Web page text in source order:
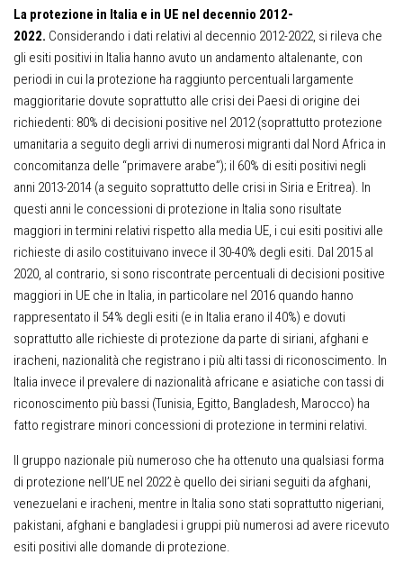
La protezione in Italia e in UE nel decennio 2012-
2022. Considerando i dati relativi al decennio 2012-2022, si rileva che
gli esiti positivi in Italia hanno avuto un andamento altalenante, con
periodi in cui la protezione ha raggiunto percentuali largamente
maggioritarie dovute soprattutto alle crisi dei Paesi di origine dei
richiedenti: 80% di decisioni positive nel 2012 (soprattutto protezione
umanitaria a seguito degli arrivi di numerosi migranti dal Nord Africa in
concomitanza delle “primavere arabe”); il 60% di esiti positivi negli
anni 2013-2014 (a seguito soprattutto delle crisi in Siria e Eritrea). In
questi anni le concessioni di protezione in Italia sono risultate
maggiori in termini relativi rispetto alla media UE, i cui esiti positivi alle
richieste di asilo costituivano invece il 30-40% degli esiti. Dal 2015 al
2020, al contrario, si sono riscontrate percentuali di decisioni positive
maggiori in UE che in Italia, in particolare nel 2016 quando hanno
rappresentato il 54% degli esiti (e in Italia erano il 40%) e dovuti
soprattutto alle richieste di protezione da parte di siriani, afghani e
iracheni, nazionalità che registrano i più alti tassi di riconoscimento. In
Italia invece il prevalere di nazionalità africane e asiatiche con tassi di
riconoscimento più bassi (Tunisia, Egitto, Bangladesh, Marocco) ha
fatto registrare minori concessioni di protezione in termini relativi.
Il gruppo nazionale più numeroso che ha ottenuto una qualsiasi forma
di protezione nell’UE nel 2022 è quello dei siriani seguiti da afghani,
venezuelani e iracheni, mentre in Italia sono stati soprattutto nigeriani,
pakistani, afghani e bangladesi i gruppi più numerosi ad avere ricevuto
esiti positivi alle domande di protezione.